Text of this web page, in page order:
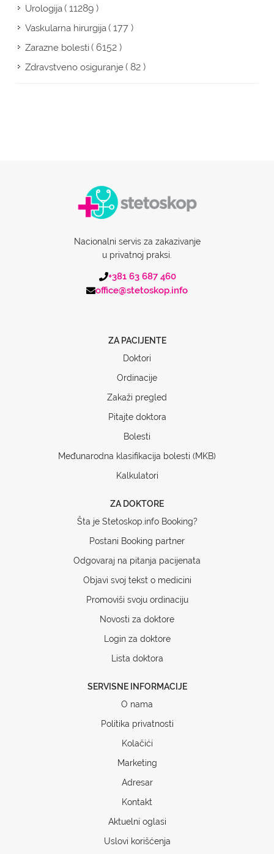
Urologija( 11289 )
Vaskularna hirurgija( 177 )
Zarazne bolesti( 6152 )
Zdravstveno osiguranje( 82 )
Nacionalni servis za zakazivanje
u privatnoj praksi.
+381 63 687 460
office@stetoskop.info
ZA PACIJENTE
Doktori
Ordinacije
Zakaži pregled
Pitajte doktora
Bolesti
Međunarodna klasifikacija bolesti (MKB)
Kalkulatori
ZA DOKTORE
Šta je Stetoskop.info Booking?
Postani Booking partner
Odgovaraj na pitanja pacijenata
Objavi svoj tekst o medicini
Promoviši svoju ordinaciju
Novosti za doktore
Login za doktore
Lista doktora
SERVISNE INFORMACIJE
O nama
Politika privatnosti
Kolačići
Marketing
Adresar
Kontakt
Aktuelni oglasi
Uslovi korišćenja